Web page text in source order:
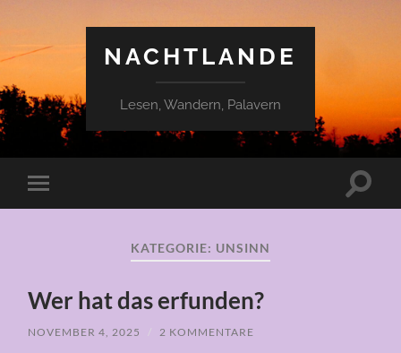
NACHTLANDE
Lesen, Wandern, Palavern
Mobile-
Menü
KATEGORIE: UNSINN
Wer hat das erfunden?
NOVEMBER 4, 2025 / 2 KOMMENTARE